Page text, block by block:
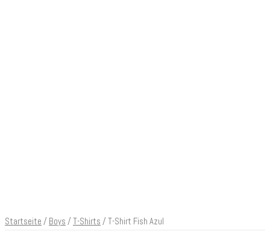
Startseite / Boys / T-Shirts / T-Shirt Fish Azul